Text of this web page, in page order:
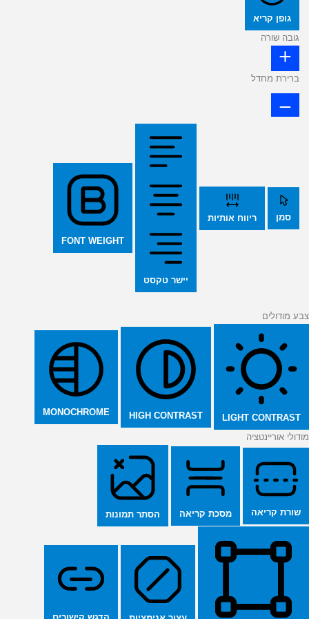
גופן קריא
גובה שורה
ברירת מחדל
סמן ריווח אותיות
יישר טקסט
FONT WEIGHT
צבע מודולים
LIGHT CONTRAST
HIGH CONTRAST
MONOCHROME
מודולי אוריינטציה
שורת קריאה מסכת קריאה הסתר תמונות